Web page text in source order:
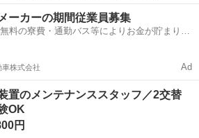
代・30代・40代・50代在籍中 ＼株式会
倒的な専門
松駅 その他
ーカーの期間従業員募集
料の寮費・通勤バス等によりお金が貯まりや
車株式会社 Ad
置のメンテナンススタッフ／2交替
OK
円